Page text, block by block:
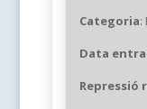
Categoria:
Data
Repressió